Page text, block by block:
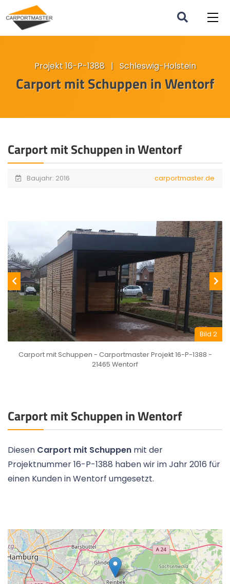
Projekt 16-P-1388 | Schleswig-Holstein
Carport mit Schuppen in Wentorf
Carport mit Schuppen in Wentorf
Baujahr: 2016 carportmaster.de
Bild 2
Carport mit Schuppen - Carportmaster Projekt 16-P-1388 -
21465 Wentorf
Carport mit Schuppen in Wentorf
Diesen Carport mit Schuppen mit der
Projektnummer 16-P-1388 haben wir im Jahr 2016 für
einen Kunden in Wentorf umgesetzt.